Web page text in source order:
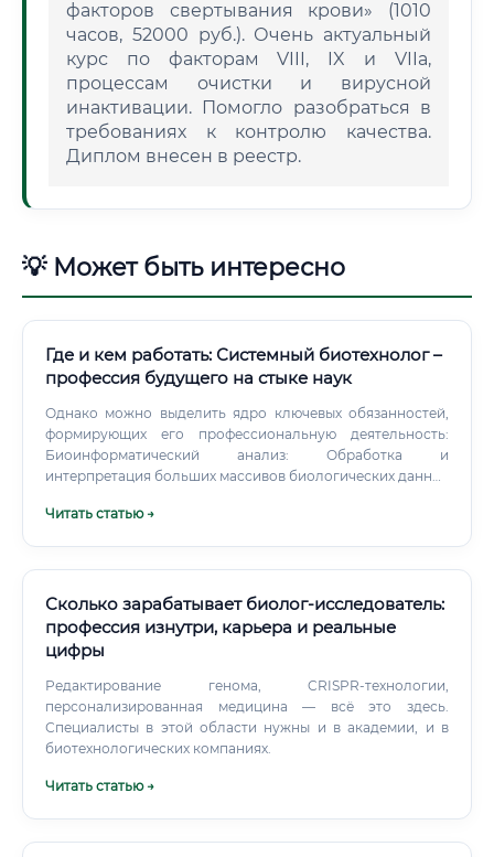
факторов свертывания крови» (1010
часов, 52000 руб.). Очень актуальный
курс по факторам VIII, IX и VIIa,
процессам очистки и вирусной
инактивации. Помогло разобраться в
требованиях к контролю качества.
Диплом внесен в реестр.
💡 Может быть интересно
Где и кем работать: Системный биотехнолог –
профессия будущего на стыке наук
Однако можно выделить ядро ключевых обязанностей,
формирующих его профессиональную деятельность:
Биоинформатический анализ: Обработка и
интерпретация больших массивов биологических данных
и др.). Поиск закономерностей, идентификация генов-
клетки до взаимодействия популяций в биореакторе.
Читать статью →
Сколько зарабатывает биолог-исследователь:
профессия изнутри, карьера и реальные
цифры
Редактирование генома, CRISPR-технологии,
персонализированная медицина — всё это здесь.
Специалисты в этой области нужны и в академии, и в
биотехнологических компаниях.
Читать статью →